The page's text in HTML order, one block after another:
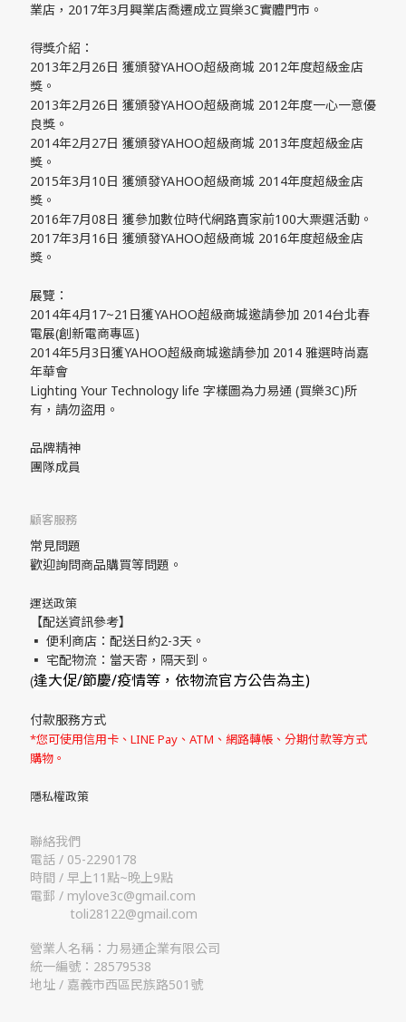
業店，2017年3月興業店喬遷成立買樂3C實體門市。
得獎介紹：
2013年2月26日 獲頒發YAHOO超級商城 2012年度超級金店
獎。
2013年2月26日 獲頒發YAHOO超級商城 2012年度一心一意優
良獎。
2014年2月27日 獲頒發YAHOO超級商城 2013年度超級金店
獎。
2015年3月10日 獲頒發YAHOO超級商城 2014年度超級金店
獎。
2016年7月08日 獲參加數位時代網路賣家前100大票選活動。
2017年3月16日 獲頒發YAHOO超級商城 2016年度超級金店
獎。
展覽：
2014年4月17~21日獲YAHOO超級商城邀請參加 2014台北春
電展(創新電商專區)
2014年5月3日獲YAHOO超級商城邀請參加 2014 雅選時尚嘉
年華會
Lighting Your Technology life 字樣圖為力易通 (買樂3C)所
有，請勿盜用。
品牌精神
團隊成員
顧客服務
常見問題
歡迎詢問商品購買等問題。
運送政策
【配送資訊參考】
▪ 便利商店：配送日約2-3天。
▪ 宅配物流：當天寄，隔天到。
(逢大促/節慶/疫情等，依物流官方公告為主)
付款服務方式
*您可使用信用卡、LINE Pay、ATM、網路轉帳、分期付款等方式
購物。
隱私權政策
聯絡我們
電話 / 05-2290178
時間 / 早上11點~晚上9點
電郵 / mylove3c@gmail.com
toli28122@gmail.com
營業人名稱：力易通企業有限公司
統一編號：28579538
地址 / 嘉義市西區民族路501號